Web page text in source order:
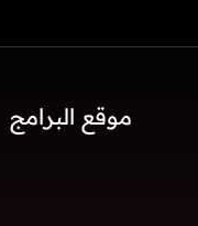
موقع البرامج